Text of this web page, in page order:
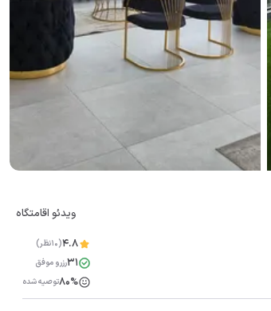
ویدئو اقامتگاه
4.8(10نظر)
31رزرو موفق
80%توصیه شده